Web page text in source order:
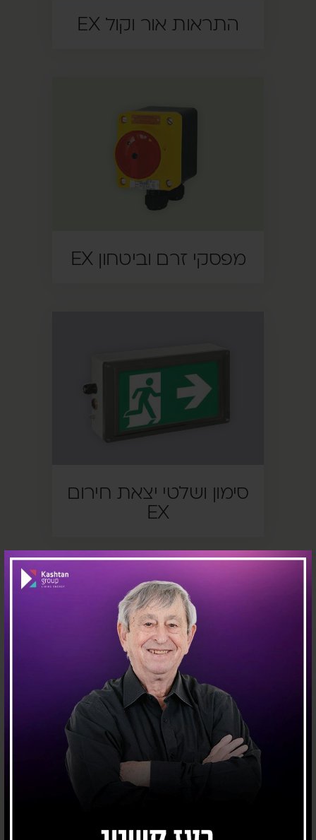
התראות אור וקול EX
מפסקי זרם וביטחון EX
סימון ושלטי יצאת חירום
EX
קופסאות הסתעפות EX